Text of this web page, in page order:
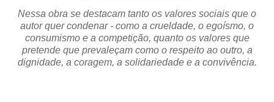
Nessa obra se destacam tanto os valores sociais que o
autor quer condenar - como a crueldade, o egoísmo, o
consumismo e a competição, quanto os valores que
pretende que prevaleçam como o respeito ao outro, a
dignidade, a coragem, a solidariedade e a convivência.